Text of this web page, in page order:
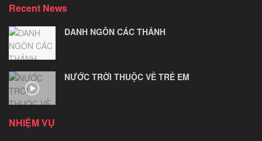
Recent News
DANH NGÔN CÁC THÁNH
NƯỚC TRỜI THUỘC VỀ TRẺ EM
NHIỆM VỤ